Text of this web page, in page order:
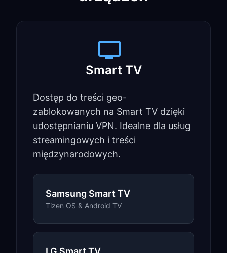
Smart TV
Dostęp do treści geo-
zablokowanych na Smart TV dzięki
udostępnianiu VPN. Idealne dla usług
streamingowych i treści
międzynarodowych.
Samsung Smart TV
Tizen OS & Android TV